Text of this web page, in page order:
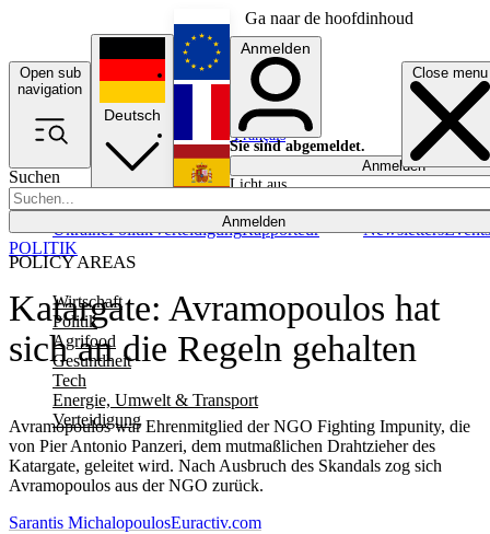
Ga naar de hoofdinhoud
Open sub
navigation
Close menu
Suchen
Anmelden
POLICY AREAS
Wirtschaft
Politik
Agrifood
Gesundheit
Tech
Energie, Umwelt & Transport
Verteidigung
UkrainePolitikVerteidigungRapporteur NewslettersEvents
Deutsch
English
Français
Anmelden
Sie sind abgemeldet.
Anmelden
Licht aus
Katargate: Avramopoulos hat
sich an die Regeln gehalten
Avramopoulos war Ehrenmitglied der NGO Fighting Impunity, die
von Pier Antonio Panzeri, dem mutmaßlichen Drahtzieher des
Katargate, geleitet wird. Nach Ausbruch des Skandals zog sich
Avramopoulos aus der NGO zurück.
POLITIK
Sarantis MichalopoulosEuractiv.com